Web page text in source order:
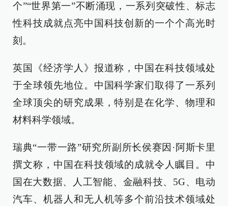
个”“世界第一”不断涌现，一系列突破性、标志
性科技成就点亮中国科技创新的一个个高光时
刻。
英国《经济学人》报道称，中国在科技领域处
于全球领先地位。中国科学家们取得了一系列
全球顶尖的研究成果，特别是在化学、物理和
材料科学领域。
瑞典“一带一路”研究所副所长侯赛因·阿斯卡里
撰文称，中国在科技领域的成就令人瞩目。中
国在大数据、人工智能、金融科技、5G、电动
汽车、机器人和无人机等多个前沿技术领域处